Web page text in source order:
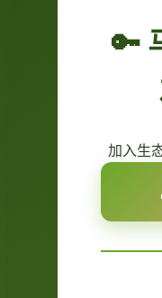
🔑
加入生